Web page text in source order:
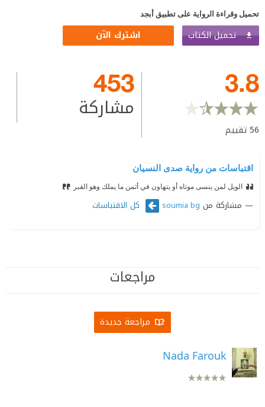
تحميل وقراءة الرواية على تطبيق أبجد
تحميل الكتاب اشترك الآن
3.8
56تقييم
453
مشاركة
اقتباسات من رواية صدى النسيان
الويل لمن ينسى موتاه أو يتهاون في أثمن ما يملك وهو القبر
مشاركة من soumia bg كل الاقتباسات
مراجعات
مراجعة جديدة
Nada Farouk